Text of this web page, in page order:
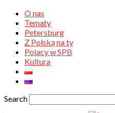
O nas
Tematy
Petersburg
Z Polską na ty
Polacy w SPB
Kultura
Search